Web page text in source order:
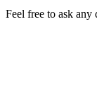
Feel free to ask any